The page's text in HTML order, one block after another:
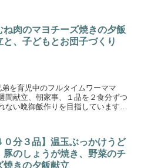
ね肉のマヨチーズ焼きの夕飯
と、子どもとお団子づくり
を育児中のフルタイムワーママ
間献立、朝家事、１品を２食分ずつ
ない晩御飯作りを目指しています。
０分３品】温玉ぶっかけうど
豚のしょうが焼き、野菜のチ
焼きの夕飯献立